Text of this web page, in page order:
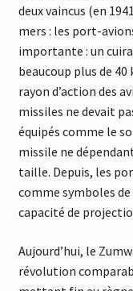
deux vaincus (en
mers : les port-
importante : un
beaucoup plus de 40
rayon d’action des
missiles ne devait
équipés comme le
missile ne
taille. Depuis, les
comme symboles
capacité de
Aujourd’hui, le
révolution